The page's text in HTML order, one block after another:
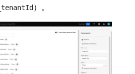
_tenantId ）。